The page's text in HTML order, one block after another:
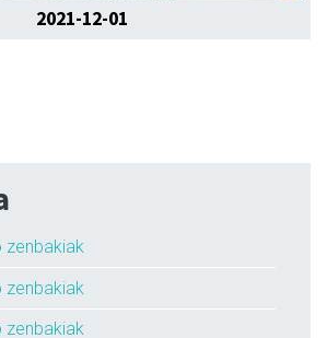
2021-12-01
zenbakiak
zenbakiak
zenbakiak